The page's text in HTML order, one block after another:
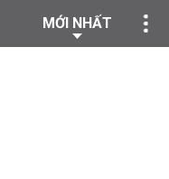
MỚI NHẤT